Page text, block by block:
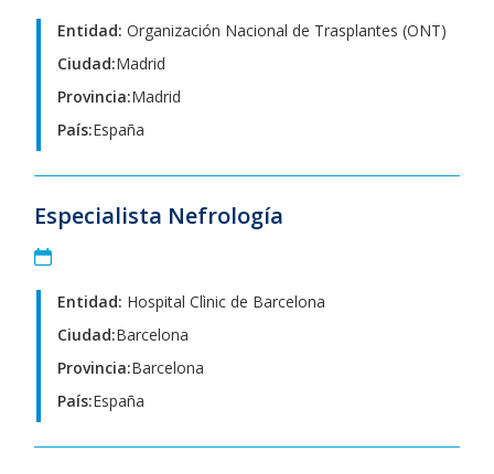
Entidad: Organización Nacional de Trasplantes (ONT)
Ciudad:Madrid
Provincia:Madrid
País:España
Especialista Nefrología
Entidad: Hospital Clìnic de Barcelona
Ciudad:Barcelona
Provincia:Barcelona
País:España